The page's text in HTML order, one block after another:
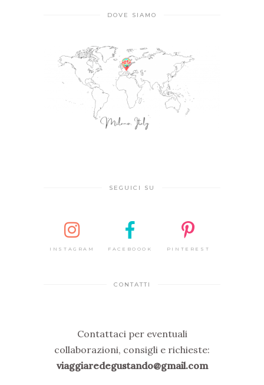
DOVE SIAMO
SEGUICI SU
INSTAGRAM FACEBOOOK PINTEREST
CONTATTI
Contattaci per eventuali
collaborazioni, consigli e richieste:
viaggiaredegustando@gmail.com